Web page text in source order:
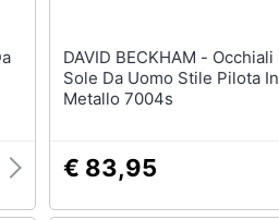
DAVID BECKHAM - Occhiali Da
Sole Da Uomo Stile Pilota In
Metallo 7004s
€ 83,95